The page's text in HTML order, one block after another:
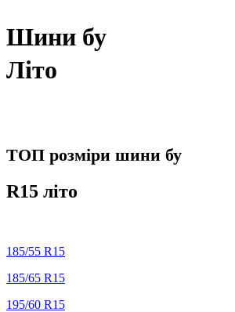
Шини бу
Літо
ТОП розміри шини бу
R15 літо
185/55 R15
185/65 R15
195/60 R15